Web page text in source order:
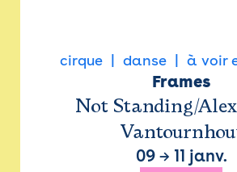
cirque danse à voir
Frames
Not Standing/
09→ 11 janv.